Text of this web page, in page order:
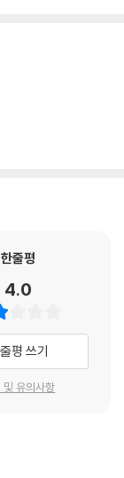
하는 것
한줄평
4.0
평 쓰기
및 유의사항